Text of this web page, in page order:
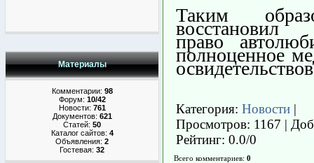
Материалы
Комментарии: 98
Форум: 10/42
Новости: 761
Документов: 621
Статей: 50
Каталог сайтов: 4
Объявления: 2
Гостевая: 32
Таким
восстановил
право
полноценное
Категория: Новости |
Просмотров: 1167 |
Рейтинг: 0.0/0
Всего комментариев: 0